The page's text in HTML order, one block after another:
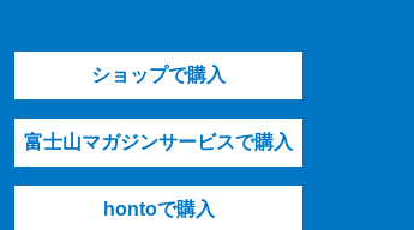
ショップで購入
富士山マガジンサービスで購入
hontoで購入